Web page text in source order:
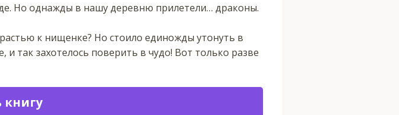
Но однажды в нашу деревню прилетели… драконы.
к нищенке? Но стоило единожды утонуть в
и так захотелось поверить в чудо! Вот только разве
книгу